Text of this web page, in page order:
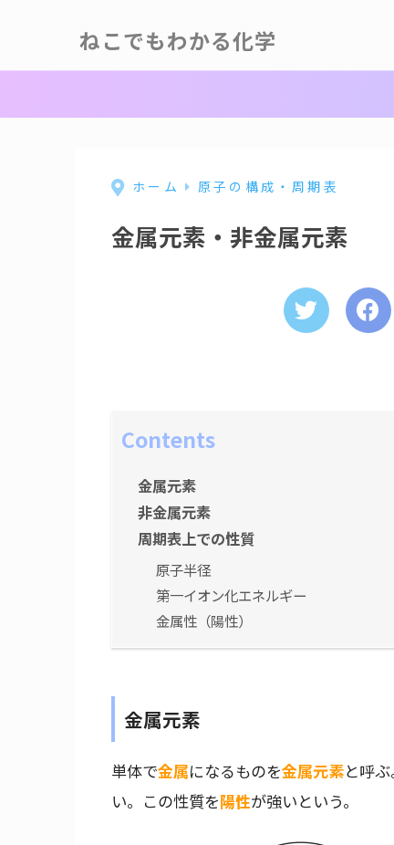
ねこでもわかる化学
ホーム 原子の構成・周期表
金属元素・非金属元素
Contents
金属元素
非金属元素
周期表上での性質
原子半径
第一イオン化エネルギー
金属性（陽性）
金属元素
単体で金属になるものを金属元素と呼
い。この性質を陽性が強いという。